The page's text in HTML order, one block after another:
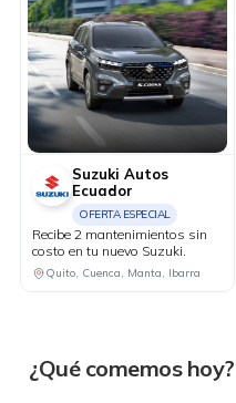
Suzuki Autos
Ecuador
OFERTA ESPECIAL
Recibe 2 mantenimientos sin
costo en tu nuevo Suzuki.
Quito, Cuenca, Manta, Ibarra
Ahora tus blu
¿Qué comemos hoy?